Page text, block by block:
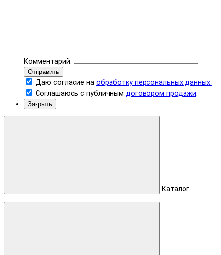
Комментарий:
Отправить
Даю согласие на обработку персональных данных.
Соглашаюсь с публичным договором продажи.
Закрыть
Каталог